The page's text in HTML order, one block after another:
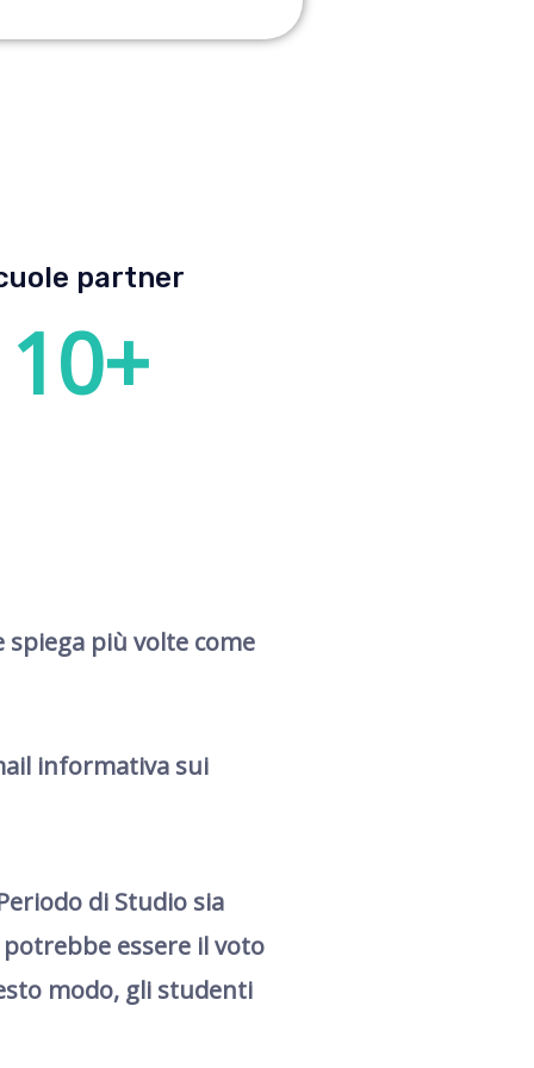
partner
10+
spiega più volte come
informativa sui
di Studio sia
essere il voto
modo, gli studenti